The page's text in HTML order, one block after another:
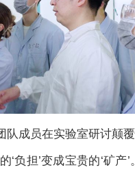
队成员在实验室研讨颠
‘负担’变成宝贵的‘矿产